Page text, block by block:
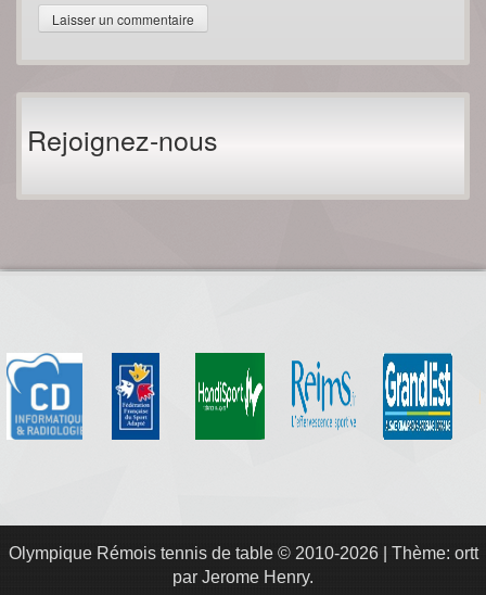
Rejoignez-nous
Olympique Rémois tennis de table © 2010-2026
Thème: ortt
par Jerome Henry.